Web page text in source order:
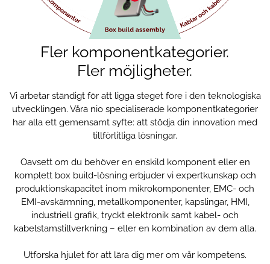
Fler komponentkategorier.
Fler möjligheter.
Vi arbetar ständigt för att ligga steget före i den teknologiska
utvecklingen. Våra nio specialiserade komponentkategorier
har alla ett gemensamt syfte: att stödja din innovation med
tillförlitliga lösningar.
Oavsett om du behöver en enskild komponent eller en
komplett box build-lösning erbjuder vi expertkunskap och
produktionskapacitet inom mikrokomponenter, EMC- och
EMI-avskärmning, metallkomponenter, kapslingar, HMI,
industriell grafik, tryckt elektronik samt kabel- och
kabelstamstillverkning – eller en kombination av dem alla.
Utforska hjulet för att lära dig mer om vår kompetens.